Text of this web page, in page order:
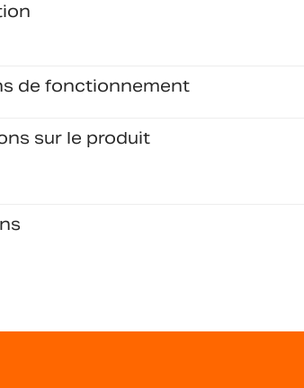
de fonctionnement
sur le produit